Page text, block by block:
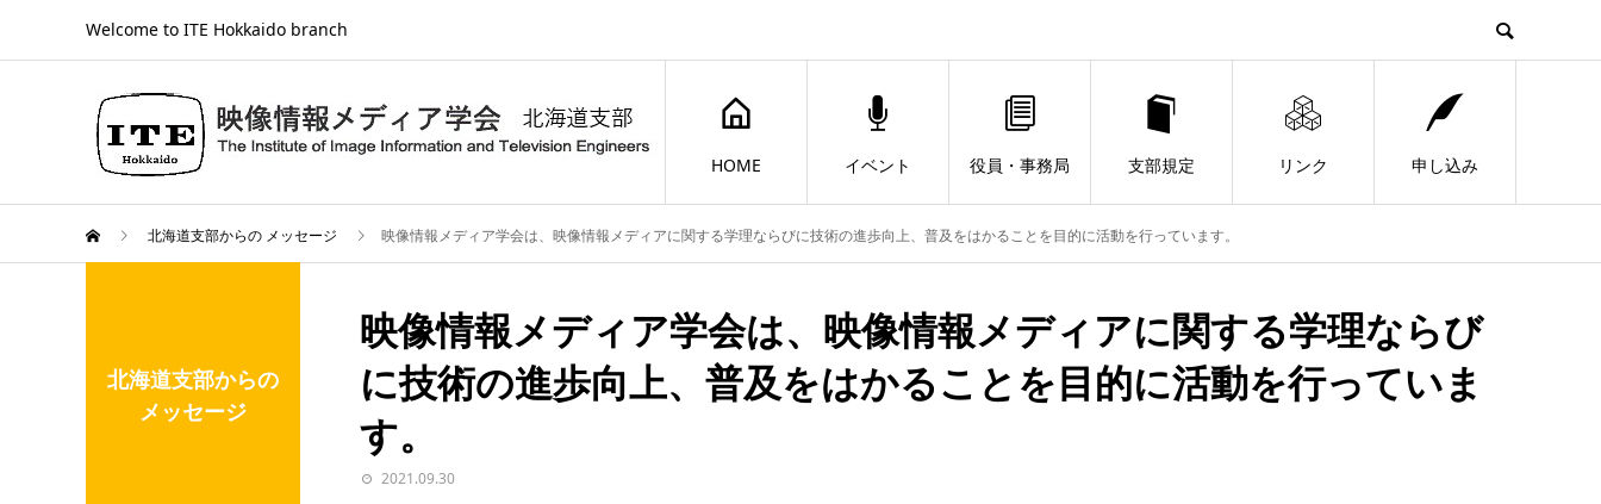
Welcome to ITE Hokkaido branch
HOME イベント 役員・事務局 支部規定 リンク 申し込み
北海道支部からの メッセージ 映像情報メディア学会は、映像情報メディアに関する学理ならびに技術の進歩向上、普及をはかることを目的に活動を行っています。
北海道支部からの
メッセージ
映像情報メディア学会は、映像情報メディアに関する学理ならび
に技術の進歩向上、普及をはかることを目的に活動を行っていま
す。
2021.09.30